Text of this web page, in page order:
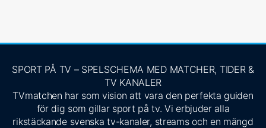
SPORT PÅ TV – SPELSCHEMA MED MATCHER, TIDER &
TV KANALER
TVmatchen har som vision att vara den perfekta guiden
för dig som gillar sport på tv. Vi erbjuder alla
rikstäckande svenska tv-kanaler, streams och en mängd